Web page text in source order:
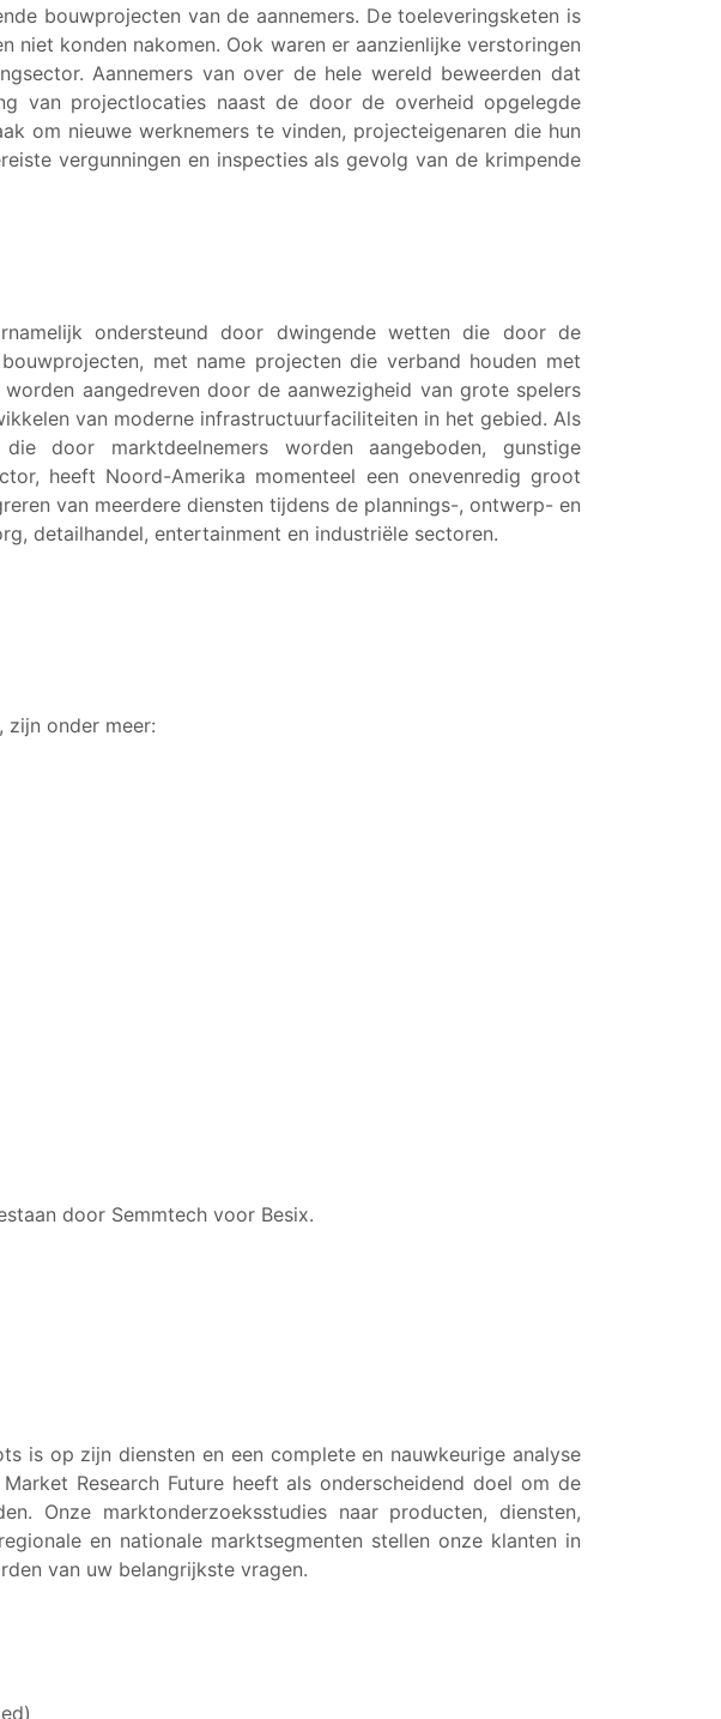
bouwprojecten van de aannemers. De toeleveringsketen is
konden nakomen. Ook waren er aanzienlijke verstoringen
Aannemers van over de hele wereld beweerden dat
van projectlocaties naast de door de overheid opgelegde
om nieuwe werknemers te vinden, projecteigenaren die hun
vergunningen en inspecties als gevolg van de krimpende
ondersteund door dwingende wetten die door de
met name projecten die verband houden met
aangedreven door de aanwezigheid van grote spelers
van moderne infrastructuurfaciliteiten in het gebied. Als
door marktdeelnemers worden aangeboden, gunstige
heeft Noord-Amerika momenteel een onevenredig groot
van meerdere diensten tijdens de plannings-, ontwerp- en
detailhandel, entertainment en industriële sectoren.
onder meer:
door Semmtech voor Besix.
is op zijn diensten en een complete en nauwkeurige analyse
Research Future heeft als onderscheidend doel om de
Onze marktonderzoeksstudies naar producten, diensten,
en nationale marktsegmenten stellen onze klanten in
van uw belangrijkste vragen.